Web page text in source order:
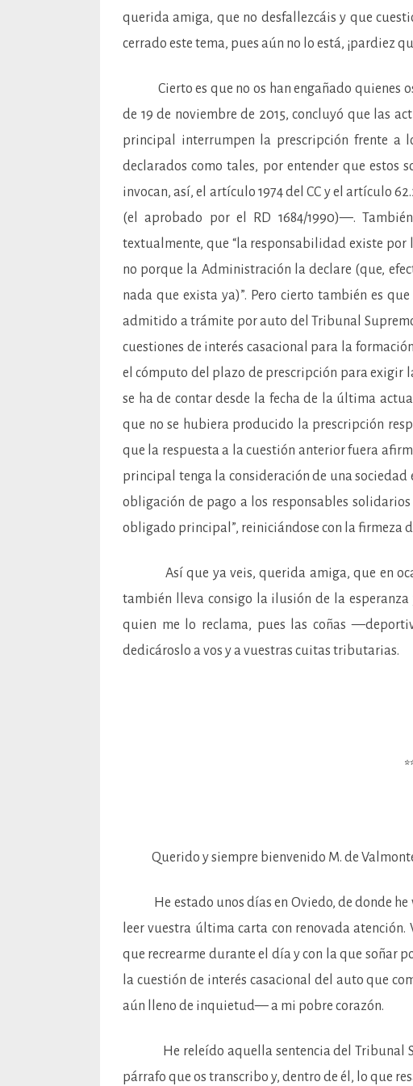
querida amiga, que no desfallezcáis y que
cerrado este tema, pues aún no lo está, ¡pardiez
Cierto es que no os han engañado quienes
de 19 de noviembre de 2015, concluyó que las
principal interrumpen la prescripción frente a
declarados como tales, por entender que
invocan, así, el artículo 1974 del CC y el artículo
(el aprobado por el RD 1684/1990)—.
textualmente, que “la responsabilidad existe
no porque la Administración la declare (que,
nada que exista ya)”. Pero cierto también es
admitido a trámite por auto del Tribunal
cuestiones de interés casacional para la
el cómputo del plazo de prescripción para exigir
se ha de contar desde la fecha de la última
que no se hubiera producido la prescripción
que la respuesta a la cuestión anterior fuera
principal tenga la consideración de una
obligación de pago a los responsables
obligado principal”, reiniciándose con la firmeza
Así que ya veis, querida amiga, que en
también lleva consigo la ilusión de la
quien me lo reclama, pues las coñas
dedicároslo a vos y a vuestras cuitas tributarias.
Querido y siempre bienvenido M. de
He estado unos días en Oviedo, de donde he
leer vuestra última carta con renovada
que recrearme durante el día y con la que soñar
la cuestión de interés casacional del auto que
aún lleno de inquietud— a mi pobre corazón.
He releído aquella sentencia del Tribunal
párrafo que os transcribo y, dentro de él, lo que